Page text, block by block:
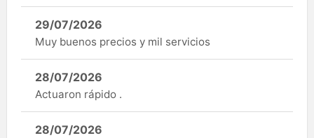
29/07/2026
Muy buenos precios y mil servicios
28/07/2026
Actuaron rápido .
28/07/2026